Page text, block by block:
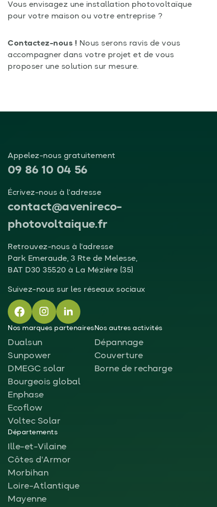
Vous envisagez une installation photovoltaïque
pour votre maison ou votre entreprise ?
Contactez-nous ! Nous serons ravis de vous
accompagner dans votre projet et de vous
proposer une solution sur mesure.
Appelez-nous gratuitement
09 86 10 04 56
Écrivez-nous à l’adresse
contact@avenireco-
photovoltaique.fr
Retrouvez-nous à l'adresse
Park Emeraude, 3 Rte de Melesse,
BAT D30 35520 à La Mézière (35)
Suivez-nous sur les réseaux sociaux
Nos marques partenaires
Dualsun
Sunpower
DMEGC solar
Bourgeois global
Enphase
Ecoflow
Voltec Solar
Nos autres activités
Dépannage
Couverture
Borne de recharge
Départements
Ille-et-Vilaine
Côtes d'Armor
Morbihan
Loire-Atlantique
Mayenne